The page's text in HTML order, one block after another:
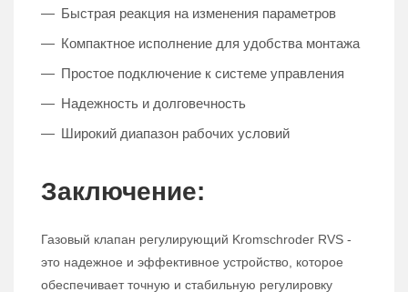
Быстрая реакция на изменения параметров
Компактное исполнение для удобства монтажа
Простое подключение к системе управления
Надежность и долговечность
Широкий диапазон рабочих условий
Заключение:
Газовый клапан регулирующий Kromschroder RVS -
это надежное и эффективное устройство, которое
обеспечивает точную и стабильную регулировку